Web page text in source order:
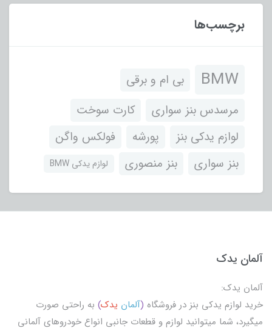
برچسب‌ها
BMW
بی ام و برقی
مرسدس بنز سواری
کارت سوخت
لوازم یدکی بنز
پورشه
فولکس واگن
بنز سواری
بنز منصوری لوازم یدکی BMW
آلمان یدک
آلمان یدک:
خرید لوازم یدکی بنز در فروشگاه (آلمان یدک) به راحتی صورت
میگیرد، شما میتوانید لوازم و قطعات جانبی انواع خودروهای آلمانی